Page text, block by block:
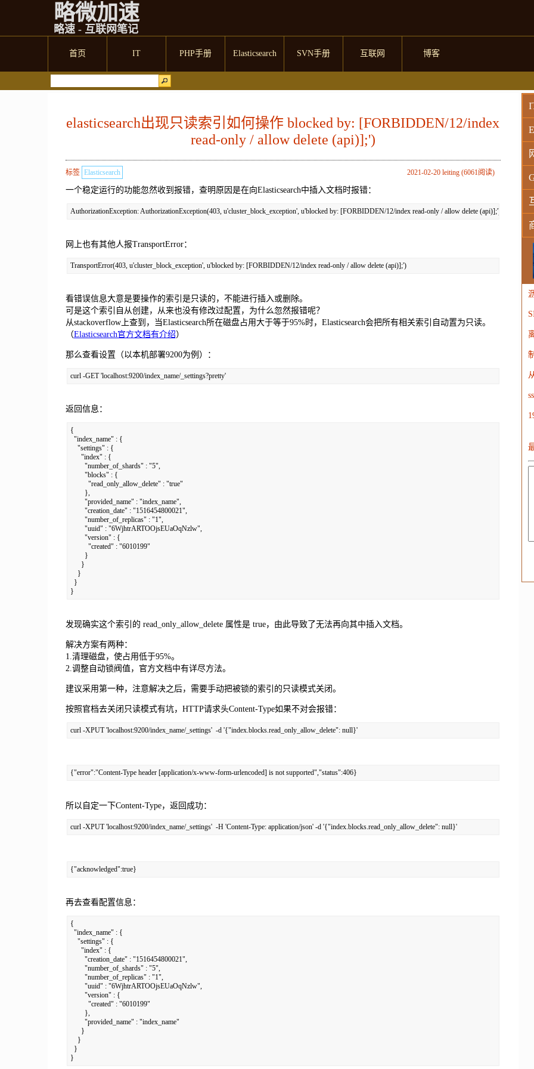
略微加速
略速 - 互联网笔记
首页 IT PHP手册 Elasticsearch SVN手册 互联网 博客
elasticsearch出现只读索引如何操作 blocked by: [FORBIDDEN/12/index
read-only / allow delete (api)];')
2021-02-20 leiting (6061阅读)
标签 Elasticsearch
一个稳定运行的功能忽然收到报错，查明原因是在向Elasticsearch中插入文档时报错：
AuthorizationException: AuthorizationException(403, u'cluster_block_exception', u'blocked by: [FORBIDDEN/12/index read-only / allow delete (api)];')
网上也有其他人报TransportError：
TransportError(403, u'cluster_block_exception', u'blocked by: [FORBIDDEN/12/index read-only / allow delete (api)];')
看错误信息大意是要操作的索引是只读的，不能进行插入或删除。
可是这个索引自从创建，从来也没有修改过配置，为什么忽然报错呢？
从stackoverflow上查到，当Elasticsearch所在磁盘占用大于等于95%时，Elasticsearch会把所有相关索引自动置为只读。
（Elasticsearch官方文档有介绍）
那么查看设置（以本机部署9200为例）：
curl -GET 'localhost:9200/index_name/_settings?pretty'
返回信息：
{
"index_name" : {
"settings" : {
"index" : {
"number_of_shards" : "5",
"blocks" : {
"read_only_allow_delete" : "true"
},
"provided_name" : "index_name",
"creation_date" : "1516454800021",
"number_of_replicas" : "1",
"uuid" : "6WjhtrARTOOjsEUaOqNzlw",
"version" : {
"created" : "6010199"
}
}
}
}
}
发现确实这个索引的 read_only_allow_delete 属性是 true，由此导致了无法再向其中插入文档。
解决方案有两种：
1.清理磁盘，使占用低于95%。
2.调整自动锁阀值，官方文档中有详尽方法。
建议采用第一种，注意解决之后，需要手动把被锁的索引的只读模式关闭。
按照官档去关闭只读模式有坑，HTTP请求头Content-Type如果不对会报错：
curl -XPUT 'localhost:9200/index_name/_settings'  -d '{"index.blocks.read_only_allow_delete": null}'
{"error":"Content-Type header [application/x-www-form-urlencoded] is not supported","status":406}
所以自定一下Content-Type，返回成功：
curl -XPUT 'localhost:9200/index_name/_settings'  -H 'Content-Type: application/json' -d '{"index.blocks.read_only_allow_delete": null}'
{"acknowledged":true}
再去查看配置信息：
{
"index_name" : {
"settings" : {
"index" : {
"creation_date" : "1516454800021",
"number_of_shards" : "5",
"number_of_replicas" : "1",
"uuid" : "6WjhtrARTOOjsEUaOqNzlw",
"version" : {
"created" : "6010199"
},
"provided_name" : "index_name"
}
}
}
}